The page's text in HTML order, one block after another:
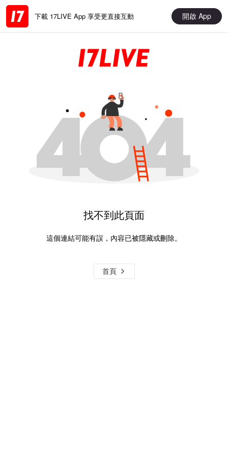
下載 17LIVE App 享受更直接互動 開啟 App
找不到此頁面
這個連結可能有誤，內容已被隱藏或刪除。
首頁